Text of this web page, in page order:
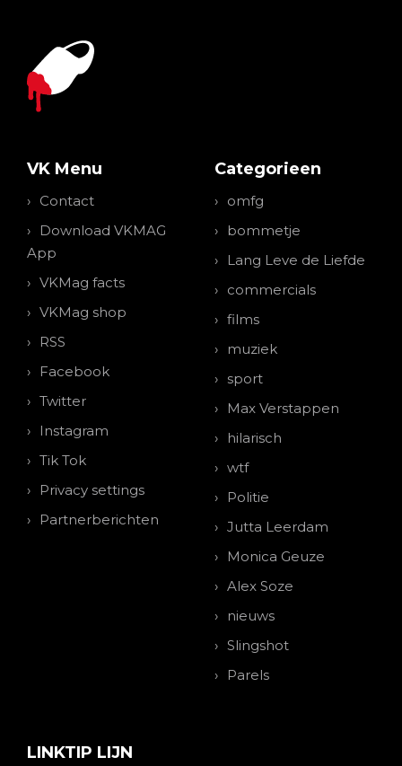
VK Menu
Contact
Download VKMAG
App
VKMag facts
VKMag shop
RSS
Facebook
Twitter
Instagram
Tik Tok
Privacy settings
Partnerberichten
Categorieen
omfg
bommetje
Lang Leve de Liefde
commercials
films
muziek
sport
Max Verstappen
hilarisch
wtf
Politie
Jutta Leerdam
Monica Geuze
Alex Soze
nieuws
Slingshot
Parels
LINKTIP LIJN